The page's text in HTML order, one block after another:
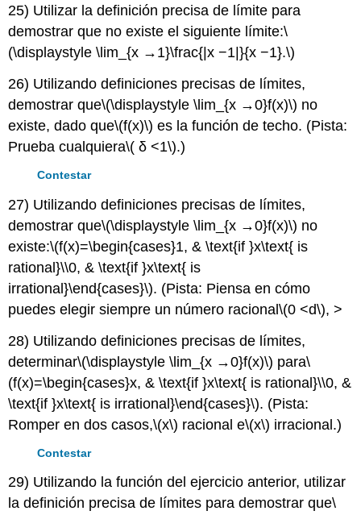
25) Utilizar la definición precisa de límite para
demostrar que no existe el siguiente límite:\
(\displaystyle \lim_{x →1}\frac{|x −1|}{x −1}.\)
26) Utilizando definiciones precisas de límites,
demostrar que\(\displaystyle \lim_{x →0}f(x)\) no
existe, dado que\(f(x)\) es la función de techo. (Pista:
Prueba cualquiera\( δ <1\).)
Contestar
27) Utilizando definiciones precisas de límites,
demostrar que\(\displaystyle \lim_{x →0}f(x)\) no
existe:\(f(x)=\begin{cases}1, & \text{if }x\text{ is
rational}\\0, & \text{if }x\text{ is
irrational}\end{cases}\). (Pista: Piensa en cómo
puedes elegir siempre un número racional\(0 <d\), >
28) Utilizando definiciones precisas de límites,
determinar\(\displaystyle \lim_{x →0}f(x)\) para\
(f(x)=\begin{cases}x, & \text{if }x\text{ is rational}\\0, &
\text{if }x\text{ is irrational}\end{cases}\). (Pista:
Romper en dos casos,\(x\) racional e\(x\) irracional.)
Contestar
29) Utilizando la función del ejercicio anterior, utilizar
la definición precisa de límites para demostrar que\